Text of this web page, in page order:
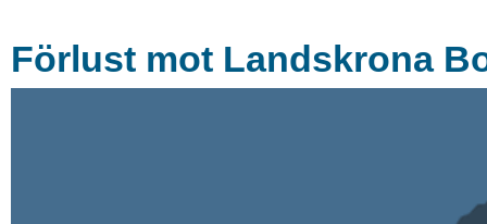
Förlust mot Landskrona